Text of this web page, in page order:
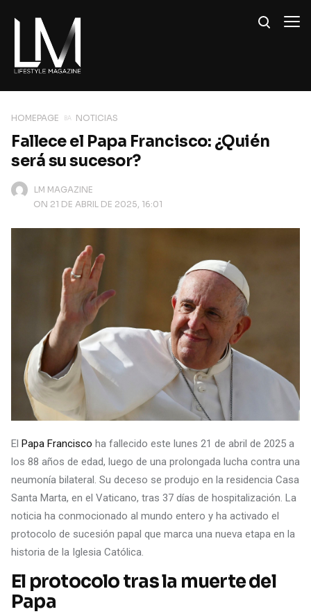
HOMEPAGE NOTICIAS
LM MAGAZINE
ON 21 DE ABRIL DE 2025, 16:01
Fallece el Papa Francisco: ¿Quién
será su sucesor?
El Papa Francisco ha fallecido este lunes 21 de abril de 2025 a
los 88 años de edad, luego de una prolongada lucha contra una
neumonía bilateral. Su deceso se produjo en la residencia Casa
Santa Marta, en el Vaticano, tras 37 días de hospitalización. La
noticia ha conmocionado al mundo entero y ha activado el
protocolo de sucesión papal que marca una nueva etapa en la
historia de la Iglesia Católica.
El protocolo tras la muerte del
Papa